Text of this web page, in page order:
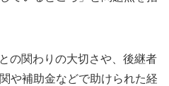
の関わりの大切さや、後継者
や補助金などで助けられた経